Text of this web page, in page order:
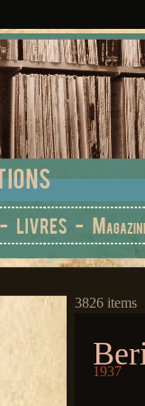
3826 items
1937